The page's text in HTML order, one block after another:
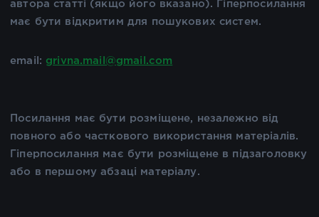
автора статті (якщо його вказано). Гіперпосилання
має бути відкритим для пошукових систем.
email: grivna.mail@gmail.com
Посилання має бути розміщене, незалежно від
повного або часткового використання матеріалів.
Гіперпосилання має бути розміщене в підзаголовку
або в першому абзаці матеріалу.